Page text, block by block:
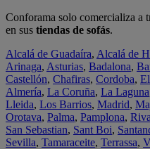
Conforama solo comercializa a
en sus tiendas de sofás.
Alcalá de Guadaíra, Alcalá de
Arinaga, Asturias, Badalona,
Castellón, Chafiras, Cordoba,
Almería, La Coruña, La Laguna
Lleida, Los Barrios, Madrid,
Orotava, Palma, Pamplona,
San Sebastian, Sant Boi,
Sevilla, Tamaraceite, Terrassa,